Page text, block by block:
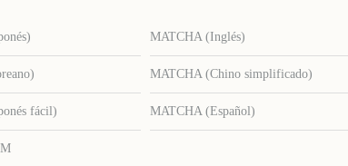
MATCHA (Inglés)
MATCHA (Chino simplificado)
fácil) MATCHA (Español)